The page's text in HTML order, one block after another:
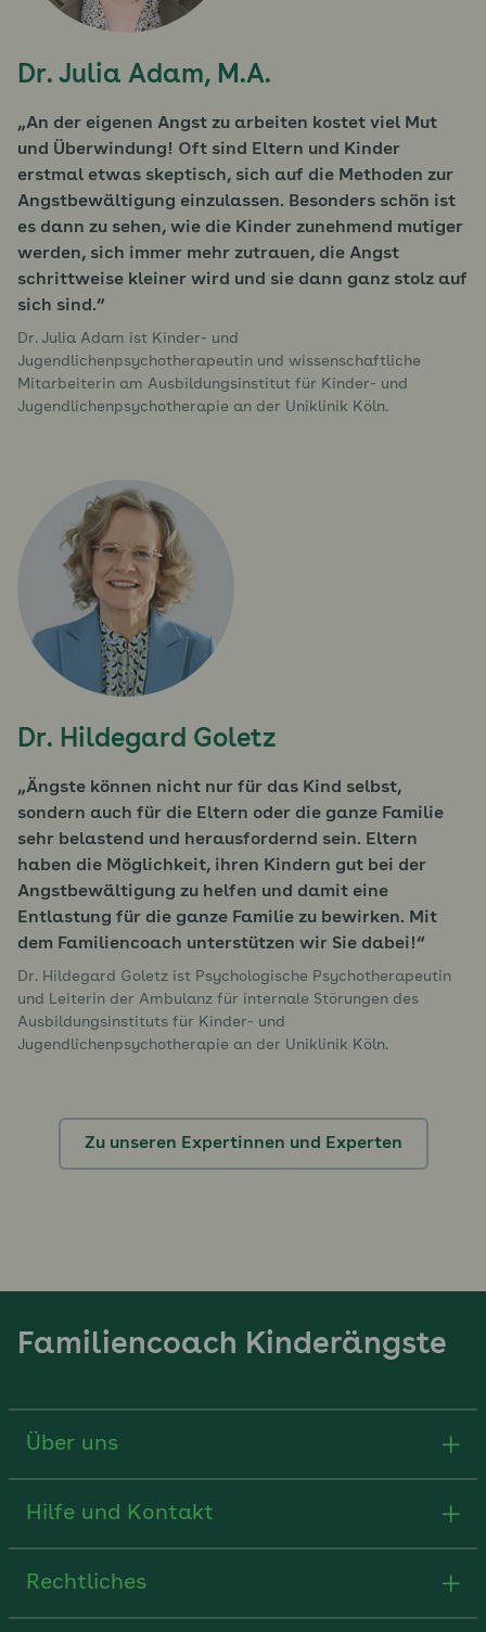
Dr. Julia Adam, M.A.
An der eigenen Angst zu arbeiten kostet viel Mut
und Überwindung! Oft sind Eltern und Kinder
erstmal etwas skeptisch, sich auf die Methoden zur
Angstbewältigung einzulassen. Besonders schön ist
es dann zu sehen, wie die Kinder zunehmend mutiger
werden, sich immer mehr zutrauen, die Angst
schrittweise kleiner wird und sie dann ganz stolz auf
sich sind.
Dr. Julia Adam ist Kinder- und
Jugendlichenpsychotherapeutin und wissenschaftliche
Mitarbeiterin am Ausbildungsinstitut für Kinder- und
Jugendlichenpsychotherapie an der Uniklinik Köln.
Dr. Hildegard Goletz
Ängste können nicht nur für das Kind selbst,
sondern auch für die Eltern oder die ganze Familie
sehr belastend und herausfordernd sein. Eltern
haben die Möglichkeit, ihren Kindern gut bei der
Angstbewältigung zu helfen und damit eine
Entlastung für die ganze Familie zu bewirken. Mit
dem Familiencoach unterstützen wir Sie dabei!
Dr. Hildegard Goletz ist Psychologische Psychotherapeutin
und Leiterin der Ambulanz für internale Störungen des
Ausbildungsinstituts für Kinder- und
Jugendlichenpsychotherapie an der Uniklinik Köln.
Zu unseren Expertinnen und Experten
Familiencoach Kinderängste
Über uns
Hilfe und Kontakt
Rechtliches